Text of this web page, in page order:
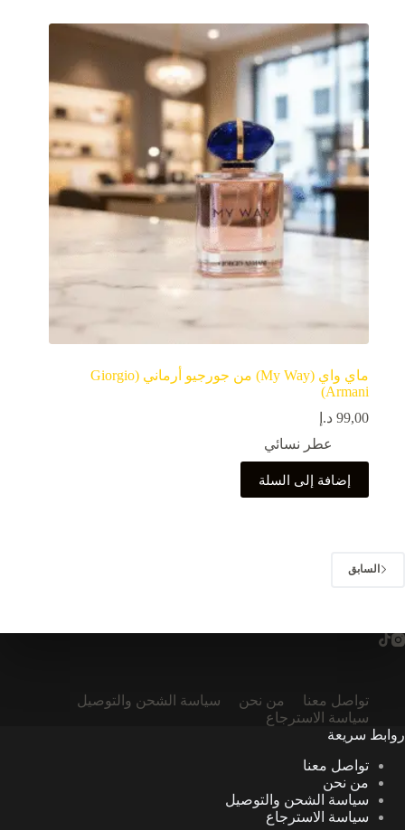
ماي واي (My Way) من جورجيو أرماني (Giorgio
Armani)
99,00 د.إ
عطر نسائي
إضافة إلى السلة
السابق
تواصل معنا من نحن
سياسة الشحن والتوصيل
سياسة الاسترجاع
روابط سريعة
تواصل معنا
من نحن
سياسة الشحن والتوصيل
سياسة الاسترجاع